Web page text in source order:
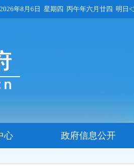
2026年8月6日 星期四 丙午年六月廿四 明日<
心 政府信息公开